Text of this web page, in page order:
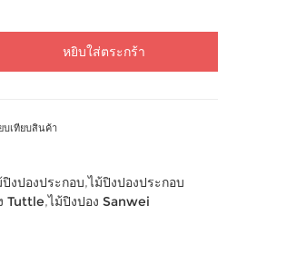
หยิบใส่ตระกร้า
บเทียบสินค้า
ปิงปองประกอบ,ไม้ปิงปองประกอบ
Tuttle,ไม้ปิงปอง Sanwei